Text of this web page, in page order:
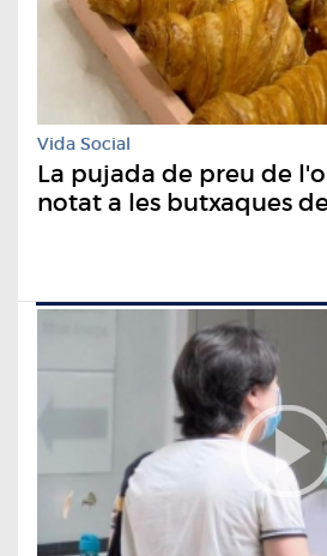
Vida Social
La pujada de preu de
notat a les butxaques